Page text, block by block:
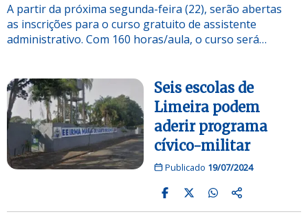
A partir da próxima segunda-feira (22), serão abertas
as inscrições para o curso gratuito de assistente
administrativo. Com 160 horas/aula, o curso será…
Seis escolas de
Limeira podem
aderir programa
cívico-militar
Publicado 19/07/2024